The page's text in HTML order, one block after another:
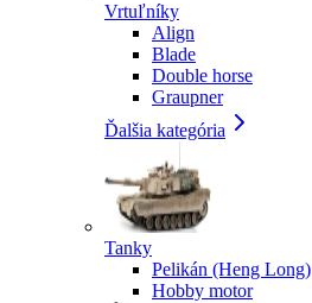
Vrtuľníky
Align
Blade
Double horse
Graupner
Ďalšia kategória
Tanky
Pelikán (Heng Long)
Hobby motor